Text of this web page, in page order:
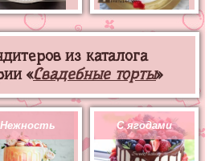
из каталога
«Свадебные торты»
Нежность С ягодами